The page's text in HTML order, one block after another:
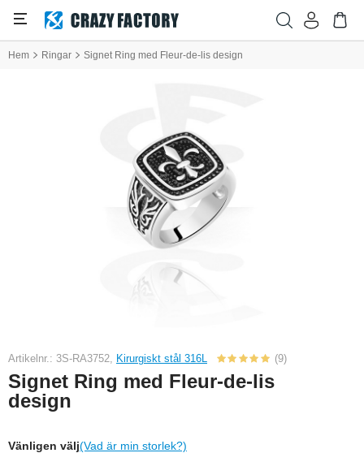
Hem Ringar Signet Ring med Fleur-de-lis design
Artikelnr.: 3S-RA3752, Kirurgiskt stål 316L (9)
Signet Ring med Fleur-de-lis
design
Vänligen välj(Vad är min storlek?)